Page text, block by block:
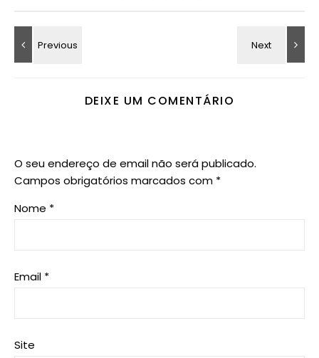
DEIXE UM COMENTÁRIO
O seu endereço de email não será publicado.
Campos obrigatórios marcados com *
Nome *
Email *
Site